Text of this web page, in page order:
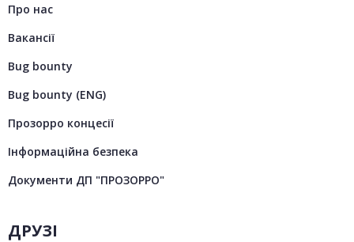
Про нас
Вакансії
Bug bounty
Bug bounty (ENG)
Прозорро концесії
Інформаційна безпека
Документи ДП "ПРОЗОРРО"
ДРУЗІ